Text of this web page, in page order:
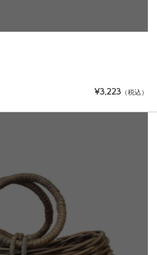
¥3,223 （税込）